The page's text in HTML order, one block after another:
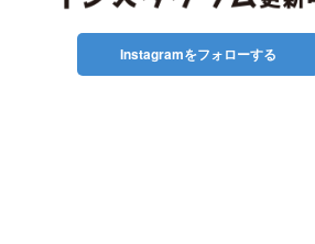
Instagramをフォローする